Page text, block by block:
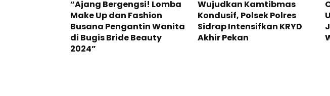
“Ajang Bergengsi! Lomba
Make Up dan Fashion
Busana Pengantin Wanita
di Bugis Bride Beauty
2024”
Wujudkan Kamtibmas
Kondusif, Polsek Polres
Sidrap Intensifkan KRYD
Akhir Pekan